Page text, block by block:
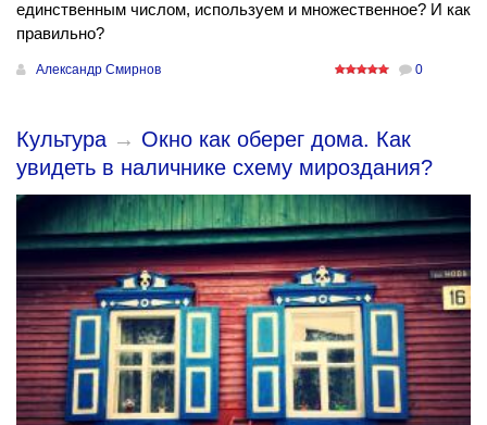
единственным числом, используем и множественное? И как
правильно?
Александр Смирнов 0
Культура → Окно как оберег дома. Как
увидеть в наличнике схему мироздания?